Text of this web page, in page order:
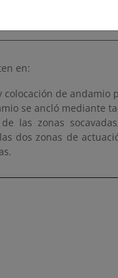
en:
colocación de
se ancló mediante
de las zonas
dos zonas de